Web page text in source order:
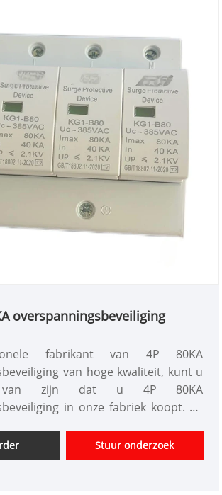
of uitvalt.
overspanningsbeveiliging
fabrikant van 4P 80KA
van hoge kwaliteit, kunt u
zijn dat u 4P 80KA
in onze fabriek koopt. En
80KA overspanningsbeveiliging
is een
Stuur onderzoek